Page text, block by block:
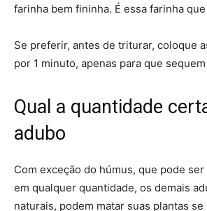
farinha bem fininha. É essa farinha
Se preferir, antes de triturar, coloque
por 1 minuto, apenas para que
Qual a quantidade
adubo
Com exceção do húmus, que pode
em qualquer quantidade, os demais
naturais, podem matar suas plantas se